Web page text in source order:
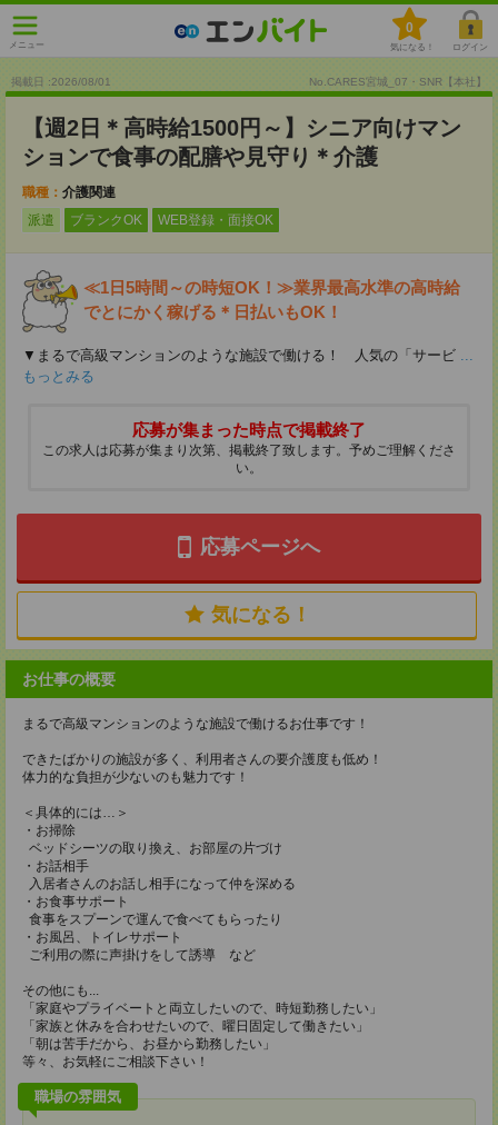
メニュー
0
気になる！ ログイン
掲載日 :2026/08/01 No.CARES宮城_07・SNR【本社】
【週2日＊高時給1500円～】シニア向けマン
ションで食事の配膳や見守り＊介護
職種： 介護関連
派遣
ブランクOK WEB登録・面接OK
≪1日5時間～の時短OK！≫業界最高水準の高時給
でとにかく稼げる＊日払いもOK！
▼まるで高級マンションのような施設で働ける！ 人気の「サービ ...
もっとみる
応募が集まった時点で掲載終了
この求人は応募が集まり次第、掲載終了致します。予めご理解くださ
い。
応募ページへ
気になる！
お仕事の概要
まるで高級マンションのような施設で働けるお仕事です！
できたばかりの施設が多く、利用者さんの要介護度も低め！
体力的な負担が少ないのも魅力です！
＜具体的には…＞
・お掃除
ベッドシーツの取り換え、お部屋の片づけ
・お話相手
入居者さんのお話し相手になって仲を深める
・お食事サポート
食事をスプーンで運んで食べてもらったり
・お風呂、トイレサポート
ご利用の際に声掛けをして誘導 など
その他にも...
「家庭やプライベートと両立したいので、時短勤務したい」
「家族と休みを合わせたいので、曜日固定して働きたい」
「朝は苦手だから、お昼から勤務したい」
等々、お気軽にご相談下さい！
職場の雰囲気